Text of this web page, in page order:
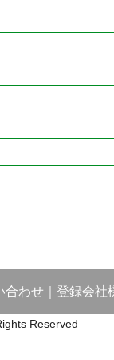
合わせ 登録会社
Reserved